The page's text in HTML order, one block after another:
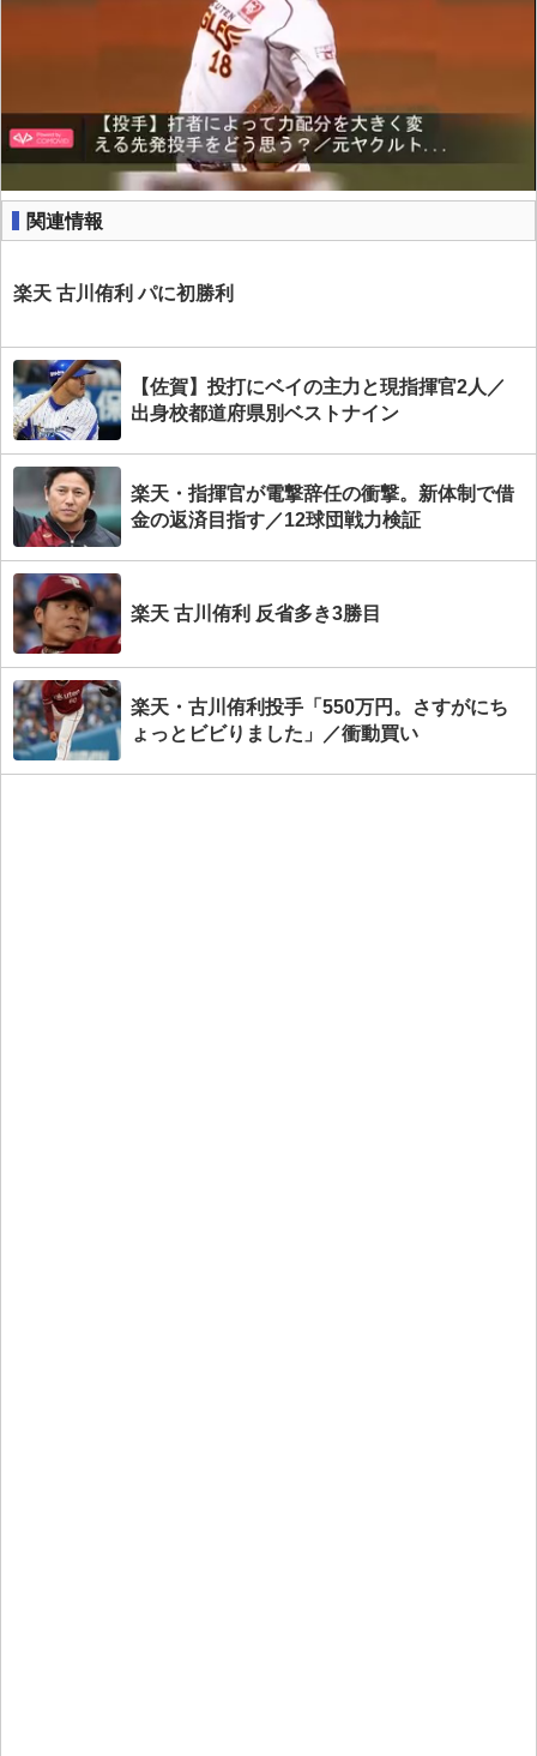
関連情報
楽天 古川侑利 パに初勝利
【佐賀】投打にベイの主力と現指揮官2人／
出身校都道府県別ベストナイン
楽天・指揮官が電撃辞任の衝撃。新体制で借
金の返済目指す／12球団戦力検証
楽天 古川侑利 反省多き3勝目
楽天・古川侑利投手「550万円。さすがにち
ょっとビビりました」／衝動買い